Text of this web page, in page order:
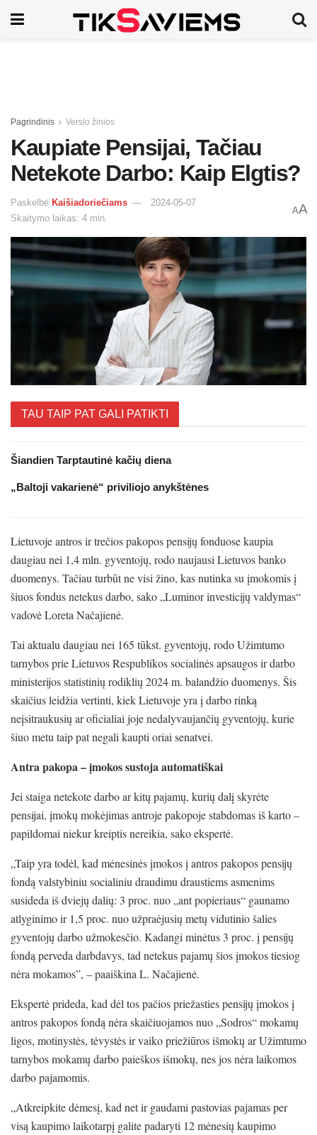
Pagrindinis Verslo žinios
Kaupiate Pensijai, Tačiau
Netekote Darbo: Kaip Elgtis?
Paskelbė Kaišiadoriečiams
2024-05-07
Skaitymo laikas: 4 min.
AA
TAU TAIP PAT GALI PATIKTI
Šiandien Tarptautinė kačių diena
„Baltoji vakarienė“ priviliojo anykštėnes
Lietuvoje antros ir trečios pakopos pensijų fonduose kaupia
daugiau nei 1,4 mln. gyventojų, rodo naujausi Lietuvos banko
duomenys. Tačiau turbūt ne visi žino, kas nutinka su įmokomis į
šiuos fondus netekus darbo, sako „Luminor investicijų valdymas“
vadovė Loreta Načajienė.
Tai aktualu daugiau nei 165 tūkst. gyventojų, rodo Užimtumo
tarnybos prie Lietuvos Respublikos socialinės apsaugos ir darbo
ministerijos statistinių rodiklių 2024 m. balandžio duomenys. Šis
skaičius leidžia vertinti, kiek Lietuvoje yra į darbo rinką
neįsitraukusių ar oficialiai joje nedalyvaujančių gyventojų, kurie
šiuo metu taip pat negali kaupti oriai senatvei.
Antra pakopa – įmokos sustoja automatiškai
Jei staiga netekote darbo ar kitų pajamų, kurių dalį skyrėte
pensijai, įmokų mokėjimas antroje pakopoje stabdomas iš karto –
papildomai niekur kreiptis nereikia, sako ekspertė.
„Taip yra todėl, kad mėnesinės įmokos į antros pakopos pensijų
fondą valstybiniu socialiniu draudimu draustiems asmenims
susideda iš dviejų dalių: 3 proc. nuo „ant popieriaus“ gaunamo
atlyginimo ir 1,5 proc. nuo užpraėjusių metų vidutinio šalies
gyventojų darbo užmokesčio. Kadangi minėtus 3 proc. į pensijų
fondą perveda darbdavys, tad netekus pajamų šios įmokos tiesiog
nėra mokamos”, – paaiškina L. Načajienė.
Ekspertė prideda, kad dėl tos pačios priežasties pensijų įmokos į
antros pakopos fondą nėra skaičiuojamos nuo „Sodros“ mokamų
ligos, motinystės, tėvystės ir vaiko priežiūros išmokų ar Užimtumo
tarnybos mokamų darbo paieškos išmokų, nes jos nėra laikomos
darbo pajamomis.
„Atkreipkite dėmesį, kad net ir gaudami pastovias pajamas per
visą kaupimo laikotarpį galite padaryti 12 mėnesių kaupimo